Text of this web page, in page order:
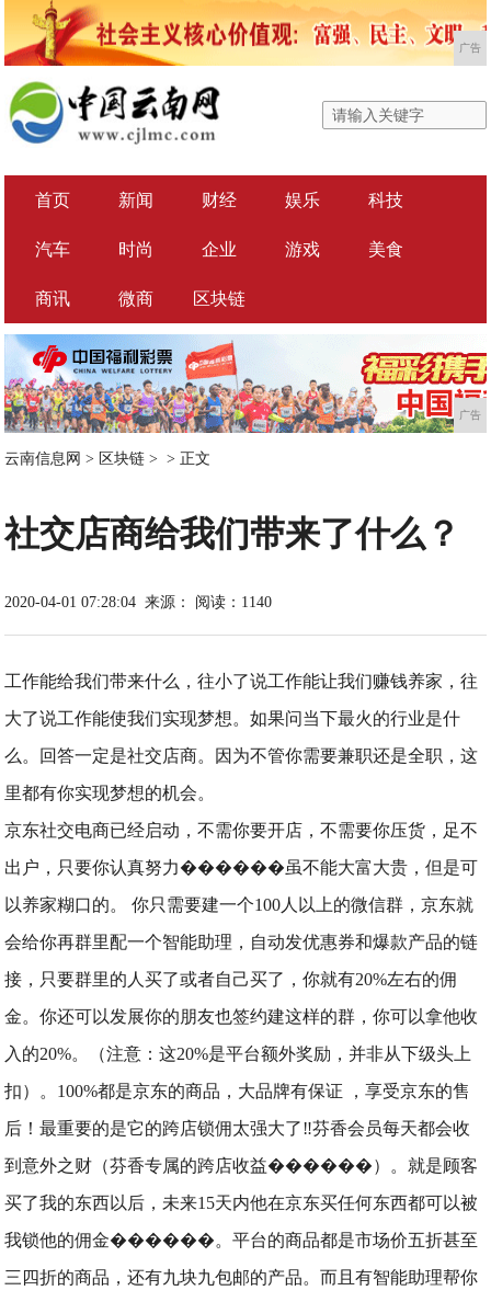
广告
首页 新闻 财经 娱乐 科技
汽车 时尚 企业 游戏 美食
商讯 微商 区块链
广告
云南信息网 > 区块链 > > 正文
社交店商给我们带来了什么？
2020-04-01 07:28:04 来源： 阅读：1140
工作能给我们带来什么，往小了说工作能让我们赚钱养家，往
大了说工作能使我们实现梦想。如果问当下最火的行业是什
么。回答一定是社交店商。因为不管你需要兼职还是全职，这
里都有你实现梦想的机会。
京东社交电商已经启动，不需你要开店，不需要你压货，足不
出户，只要你认真努力������虽不能大富大贵，但是可
以养家糊口的。 你只需要建一个100人以上的微信群，京东就
会给你再群里配一个智能助理，自动发优惠券和爆款产品的链
接，只要群里的人买了或者自己买了，你就有20%左右的佣
金。你还可以发展你的朋友也签约建这样的群，你可以拿他收
入的20%。（注意：这20%是平台额外奖励，并非从下级头上
扣）。100%都是京东的商品，大品牌有保证 ，享受京东的售
后！最重要的是它的跨店锁佣太强大了‼️芬香会员每天都会收
到意外之财（芬香‌专属的跨店收益������）。就是顾客
买了我的东西以后，未来15天内他在京东买‌任何东西都可以被
我锁他的佣‌金������。平台的商品都是市场价五折甚至
三四折的商品，还有九块九包邮的产品。而且有智能助理帮你